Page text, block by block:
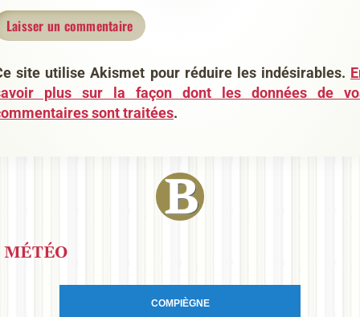
site utilise Akismet pour réduire les indésirables.
plus sur la façon dont les données de
sont traitées.
MÉTÉO